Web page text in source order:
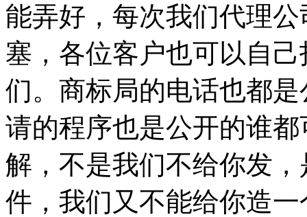
能弄好，每次我们代理
塞，各位客户也可以自
们。商标局的电话也都
请的程序也是公开的谁
解，不是我们不给你发
件，我们又不能给你造